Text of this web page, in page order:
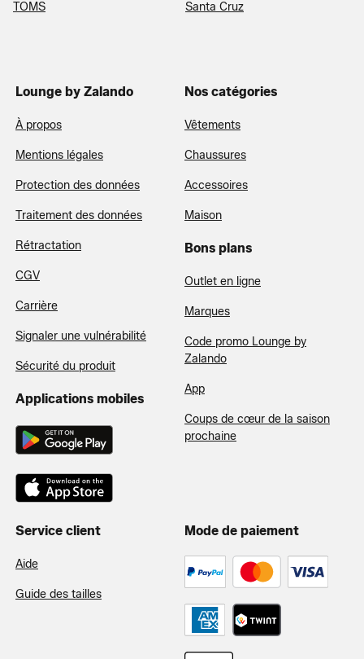
TOMS Santa Cruz
Lounge by Zalando
À propos
Mentions légales
Protection des données
Traitement des données
Rétractation
CGV
Carrière
Signaler une vulnérabilité
Sécurité du produit
Applications mobiles
Nos catégories
Vêtements
Chaussures
Accessoires
Maison
Bons plans
Outlet en ligne
Marques
Code promo Lounge by
Zalando
App
Coups de cœur de la saison
prochaine
Service client
Aide
Guide des tailles
Mode de paiement